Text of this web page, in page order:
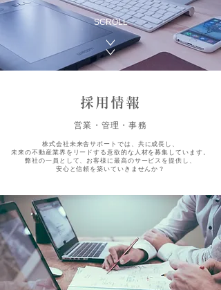
SCROLL
採用情報
営業・管理・事務
株式会社未来舎サポートでは、共に成長し、
未来の不動産業界をリードする意欲的な人材を募集しています。
弊社の一員として、お客様に最高のサービスを提供し、
安心と信頼を築いていきませんか？